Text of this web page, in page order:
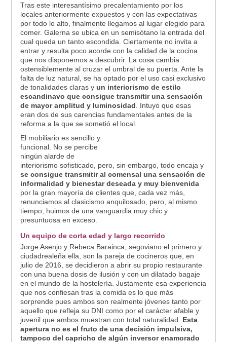
Tras este interesantísimo precalentamiento por los
locales anteriormente expuestos y con las expectativas
por todo lo alto, finalmente llegamos al lugar elegido para
comer. Galerna se ubica en un semisótano la entrada del
cual queda un tanto escondida. Ciertamente no invita a
entrar y resulta poco acorde con la calidad de la cocina
que nos disponemos a descubrir. La cosa cambia
ostensiblemente al cruzar el umbral de su puerta. Ante la
falta de luz natural, se ha optado por el uso casi exclusivo
de tonalidades claras y un interiorismo de estilo
escandinavo que consigue transmitir una sensación
de mayor amplitud y luminosidad . Intuyo que esas
eran dos de sus carencias fundamentales antes de la
reforma a la que se sometió el local.
El mobiliario es sencillo y
funcional. No se percibe
ningún alarde de
interiorismo sofisticado, pero, sin embargo, todo encaja y
se consigue transmitir al comensal una sensación de
informalidad y bienestar deseada y muy bienvenida
por la gran mayoría de clientes que, cada vez más,
renunciamos al clasicismo anquilosado, pero, al mismo
tiempo, huimos de una vanguardia muy chic y
presuntuosa en exceso.
Un equipo de corta edad y largo recorrido
Jorge Asenjo y Rebeca Barainca, segoviano el primero y
ciudadrealeña ella, son la pareja de cocineros que, en
julio de 2016, se decidieron a abrir su propio restaurante
con una buena dosis de ilusión y con un dilatado bagaje
en el mundo de la hostelería. Justamente esa experiencia
que nos confiesan tras la comida es lo que más
sorprende pues ambos son realmente jóvenes tanto por
aquello que refleja su DNI como por el carácter afable y
juvenil que ambos muestran con total naturalidad. Esta
apertura no es el fruto de una decisión impulsiva,
tampoco del capricho de algún inversor enamorado